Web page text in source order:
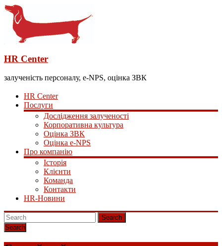
HR Center
залученість персоналу, e-NPS, оцінка ЗВК
HR Center
Послуги
Дослідження залученості
Корпоративна культура
Оцінка ЗВК
Оцінка e-NPS
Про компанію
Історія
Клієнти
Команда
Контакти
HR-Новини
Search